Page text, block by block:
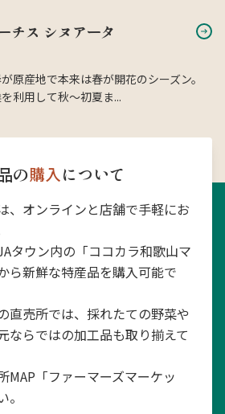
チス シヌアータ
原産地で本来は春が開花のシーズン。
利用して秋〜初夏ま...
の購入について
、オンラインと店舗で手軽にお
タウン内の「ココカラ和歌山マ
ら新鮮な特産品を購入可能で
直売所では、採れたての野菜や
ならではの加工品も取り揃えて
MAP「ファーマーズマーケッ